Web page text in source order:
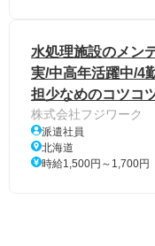
水処理施設のメン
実/中高年活躍中/4
担少なめのコツコ
株式会社フジワーク
派遣社員
北海道
時給1,500円～1,700円